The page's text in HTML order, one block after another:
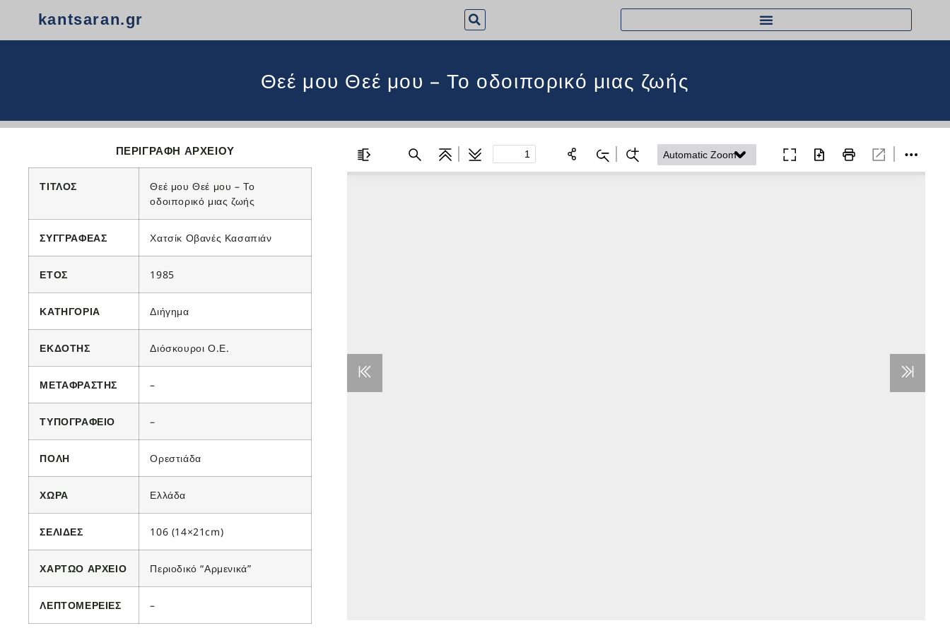
kantsaran.gr
Θεέ μου Θεέ μου – Το οδοιπορικό μιας ζωής
ΠΕΡΙΓΡΑΦΗ ΑΡΧΕΙΟΥ
ΤΙΤΛΟΣ
Θεέ μου Θεέ μου – Το
οδοιπορικό μιας ζωής
ΣΥΓΓΡΑΦΕΑΣ Χατσίκ Οβανές Κασαπιάν
ΕΤΟΣ 1985
ΚΑΤΗΓΟΡΙΑ Διήγημα
ΕΚΔΟΤΗΣ Διόσκουροι Ο.Ε.
ΜΕΤΑΦΡΑΣΤΗΣ –
ΤΥΠΟΓΡΑΦΕΙΟ –
ΠΟΛΗ Ορεστιάδα
ΧΩΡΑ Ελλάδα
ΣΕΛΙΔΕΣ 106 (14×21cm)
ΧΑΡΤΩΟ ΑΡΧΕΙΟ Περιοδικό “Αρμενικά”
ΛΕΠΤΟΜΕΡΕΙΕΣ –